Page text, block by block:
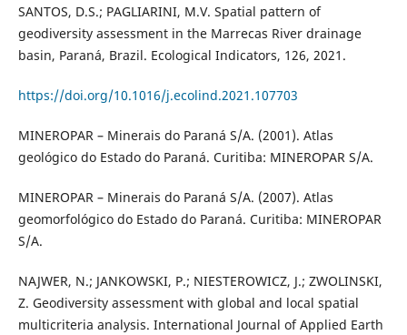
SANTOS, D.S.; PAGLIARINI, M.V. Spatial pattern of
geodiversity assessment in the Marrecas River drainage
basin, Paraná, Brazil. Ecological Indicators, 126, 2021.
https://doi.org/10.1016/j.ecolind.2021.107703
MINEROPAR – Minerais do Paraná S/A. (2001). Atlas
geológico do Estado do Paraná. Curitiba: MINEROPAR S/A.
MINEROPAR – Minerais do Paraná S/A. (2007). Atlas
geomorfológico do Estado do Paraná. Curitiba: MINEROPAR
S/A.
NAJWER, N.; JANKOWSKI, P.; NIESTEROWICZ, J.; ZWOLINSKI,
Z. Geodiversity assessment with global and local spatial
multicriteria analysis. International Journal of Applied Earth